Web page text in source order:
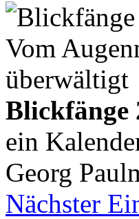
Blickfänge
ein
Georg
Nächster